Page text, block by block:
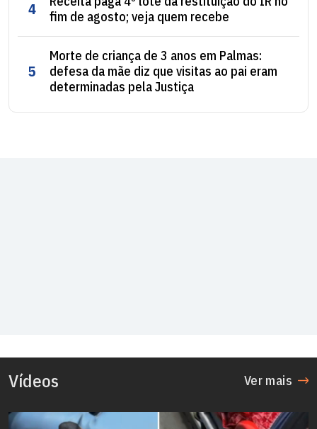
4
fim de agosto; veja quem recebe
5
Morte de criança de 3 anos em Palmas:
defesa da mãe diz que visitas ao pai eram
determinadas pela Justiça
Vídeos Ver mais